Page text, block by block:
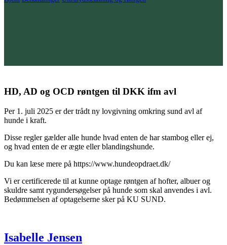
HD, AD og OCD røntgen til DKK ifm avl
Per 1. juli 2025 er der trådt ny lovgivning omkring sund avl af
hunde i kraft.
Disse regler gælder alle hunde hvad enten de har stambog eller ej,
og hvad enten de er ægte eller blandingshunde.
Du kan læse mere på https://www.hundeopdraet.dk/
Vi er certificerede til at kunne optage røntgen af hofter, albuer og
skuldre samt rygundersøgelser på hunde som skal anvendes i avl.
Bedømmelsen af optagelserne sker på KU SUND.
Isabelle Jensen